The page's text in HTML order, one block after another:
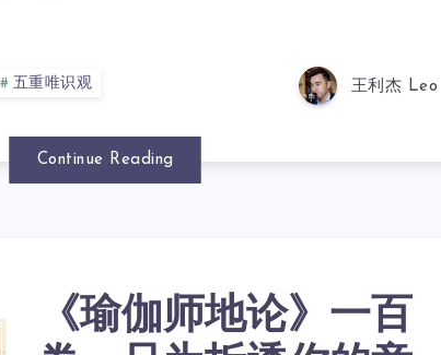
五重唯识观 王利杰 Leo
Continue Reading
《瑜伽师地论》一百